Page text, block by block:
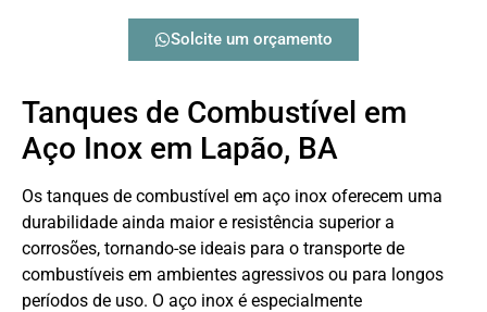
Solcite um orçamento
Tanques de Combustível em
Aço Inox em Lapão, BA
Os tanques de combustível em aço inox oferecem uma
durabilidade ainda maior e resistência superior a
corrosões, tornando-se ideais para o transporte de
combustíveis em ambientes agressivos ou para longos
períodos de uso. O aço inox é especialmente